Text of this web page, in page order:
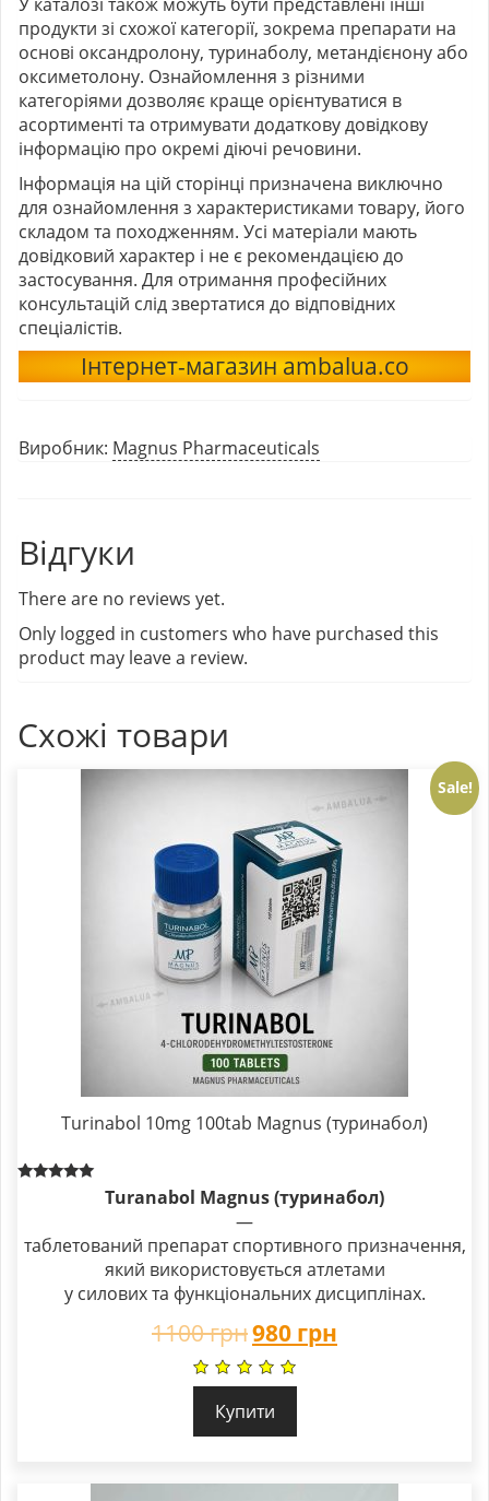
продукти зі схожої категорії, зокрема препарати на
основі оксандролону, туринаболу, метандієнону або
оксиметолону. Ознайомлення з різними
категоріями дозволяє краще орієнтуватися в
асортименті та отримувати додаткову довідкову
інформацію про окремі діючі речовини.
Інформація на цій сторінці призначена виключно
для ознайомлення з характеристиками товару, його
складом та походженням. Усі матеріали мають
довідковий характер і не є рекомендацією до
застосування. Для отримання професійних
консультацій слід звертатися до відповідних
спеціалістів.
Інтернет-магазин ambalua.co
Виробник: Magnus Pharmaceuticals
Відгуки
There are no reviews yet.
Only logged in customers who have purchased this
product may leave a review.
Схожі товари
Sale!
Turinabol 10mg 100tab Magnus (туринабол)
Turanabol Magnus (туринабол)
—
таблетований препарат спортивного призначення,
який використовується атлетами
у силових та функціональних дисциплінах.
1100грн980 грн
Купити